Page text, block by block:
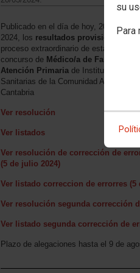
su
Para
Publicado en el día de hoy, 20 de
2024, los resultados provisionalesdel
proceso extraordinario de estabilización
concurso de Médico/a de Familia de
Atención Primaria de Instituciones
Sanitarias de la Comunidad Autónoma
Cantabria
Ver resolución
Ver listados
Ver resolución de corrección de
(5 de julio 2024)
Ver listado correccion de errorres (5
Ver resolución segunda corrección
Ver listado segunda corrección de
Plazo de alegaciones hasta el 9 de